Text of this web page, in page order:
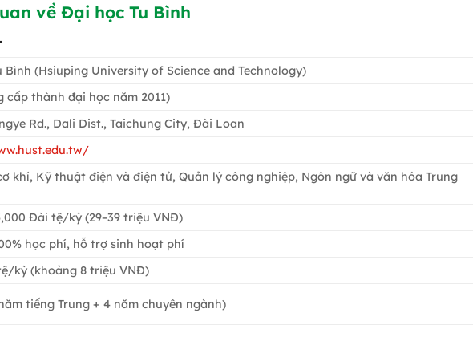
về Đại học Tu Bình
Bình (Hsiuping University of Science and Technology)
cấp thành đại học năm 2011)
Rd., Dali Dist., Taichung City, Đài Loan
khí, Kỹ thuật điện và điện tử, Quản lý công nghiệp, Ngôn ngữ và văn hóa Trung
Đài tệ/kỳ (29–39 triệu VNĐ)
học phí, hỗ trợ sinh hoạt phí
kỳ (khoảng 8 triệu VNĐ)
tiếng Trung + 4 năm chuyên ngành)